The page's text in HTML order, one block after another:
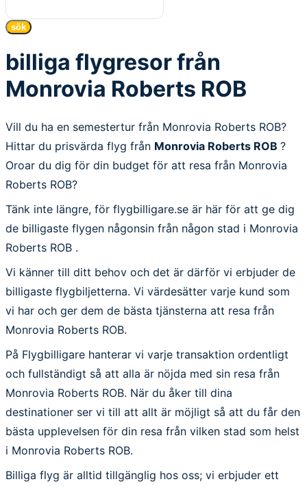
sök
billiga flygresor från
Monrovia Roberts ROB
Vill du ha en semestertur från Monrovia Roberts ROB?
Hittar du prisvärda flyg från Monrovia Roberts ROB ?
Oroar du dig för din budget för att resa från Monrovia
Roberts ROB?
Tänk inte längre, för flygbilligare.se är här för att ge dig
de billigaste flygen någonsin från någon stad i Monrovia
Roberts ROB .
Vi känner till ditt behov och det är därför vi erbjuder de
billigaste flygbiljetterna. Vi värdesätter varje kund som
vi har och ger dem de bästa tjänsterna att resa från
Monrovia Roberts ROB.
På Flygbilligare hanterar vi varje transaktion ordentligt
och fullständigt så att alla är nöjda med sin resa från
Monrovia Roberts ROB. När du åker till dina
destinationer ser vi till att allt är möjligt så att du får den
bästa upplevelsen för din resa från vilken stad som helst
i Monrovia Roberts ROB.
Billiga flyg är alltid tillgänglig hos oss; vi erbjuder ett